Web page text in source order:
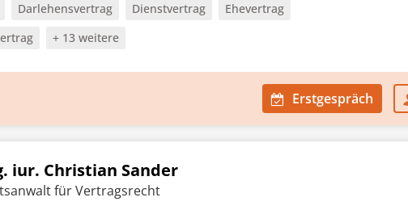
Darlehensvertrag Dienstvertrag
Ehevertrag
+ 13 weitere
Erstgespräch
iur. Christian Sander
für Vertragsrecht